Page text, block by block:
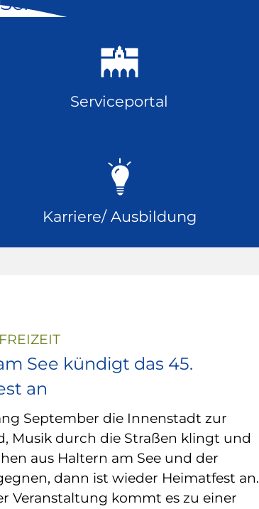
Serviceportal
Karriere/ Ausbildung
See kündigt das 45.
an
September die Innenstadt zur
Musik durch die Straßen klingt und
aus Haltern am See und der
dann ist wieder Heimatfest an.
Veranstaltung kommt es zu einer